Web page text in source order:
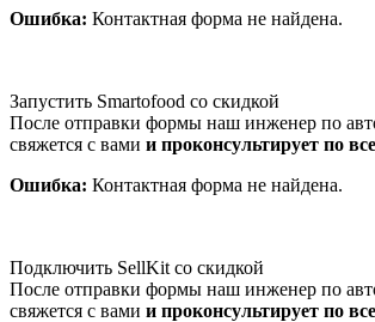
Ошибка: Контактная форма не найдена.
Запустить Smartofood со скидкой
После отправки формы наш инженер по
свяжется с вами и проконсультирует по
Ошибка: Контактная форма не найдена.
Подключить SellKit со скидкой
После отправки формы наш инженер по
свяжется с вами и проконсультирует по